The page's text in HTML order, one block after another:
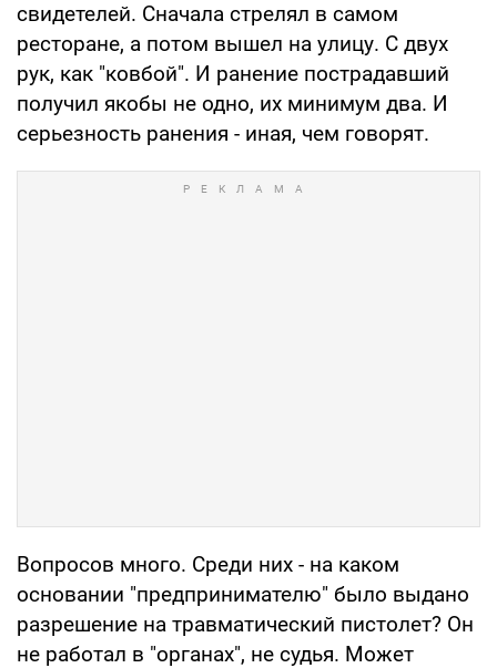
свидетелей. Сначала стрелял в самом
ресторане, а потом вышел на улицу. С двух
рук, как "ковбой". И ранение пострадавший
получил якобы не одно, их минимум два. И
серьезность ранения - иная, чем говорят.
Вопросов много. Среди них - на каком
основании "предпринимателю" было выдано
разрешение на травматический пистолет? Он
не работал в "органах", не судья. Может